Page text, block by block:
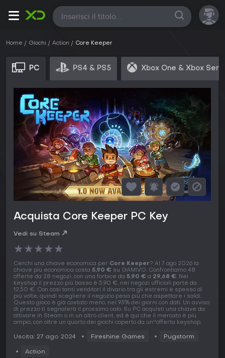
Tutte
Home Giochi Action Core Keeper
PC PS4 & PS5 Xbox One & Xbox
Acquista Core Keeper PC Key
Vedi su Steam
★★★★★
Cerchi una chiave economica per Core Keeper? Al 7 ago 2026 la
chiave più economica costa 5,90 € su GAMIVO. Confrontiamo 48
offerte da 28 negozi, con una forbice da 5,90 € a 29,68 €. Nei
keyshop il prezzo più basso è 5,90 €, nei negozi ufficiali parte da
12,50 €. Con così tanti venditori il divario tra gli estremi è spesso di
più volte, quindi scegliere il negozio pesa più che aspettare i saldi.
Questo gioco è già costato meno, nel 93% dei giorni con dati. Un avviso
di prezzo ti segnalerà il prossimo calo. Su PC acquisti una chiave da
attivare in Steam o in un altro client, ed è qui che il mercato è più
ampio, con oltre un quarto dei giochi coperto da un''offerta keyshop.
Uscita: 27 ago 2024 Fireshine Games Pugstorm
Action